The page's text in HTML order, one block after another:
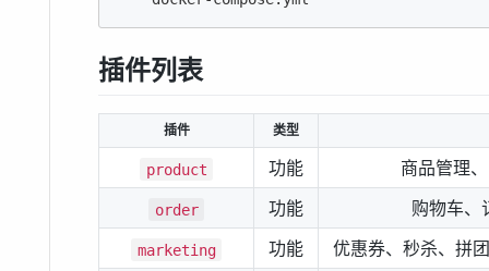
插件列表
插件 类型
product 功能 商品管理
order 功能 购物车、
marketing 功能 优惠券、秒杀、拼